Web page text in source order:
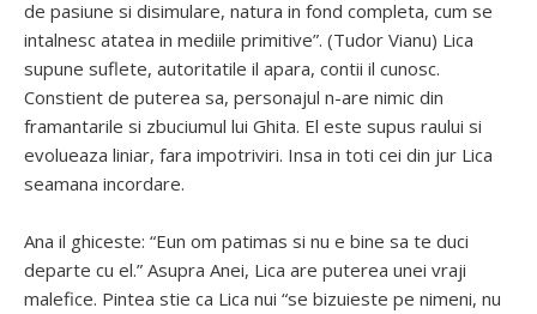
de pasiune si disimulare, natura in fond completa, cum se
intalnesc atatea in mediile primitive”. (Tudor Vianu) Lica
supune suflete, autoritatile il apara, contii il cunosc.
Constient de puterea sa, personajul n-are nimic din
framantarile si zbuciumul lui Ghita. El este supus raului si
evolueaza liniar, fara impotriviri. Insa in toti cei din jur Lica
seamana incordare.
Ana il ghiceste: “Eun om patimas si nu e bine sa te duci
departe cu el.” Asupra Anei, Lica are puterea unei vraji
malefice. Pintea stie ca Lica nui “se bizuieste pe nimeni, nu